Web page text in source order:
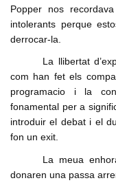
Popper nos
intolerants perque
derrocar-la.
La llibertat
com han fet els
programacio i la
fonamental per a
introduir el debat i el
fon un exit.
La meua
donaren una passa